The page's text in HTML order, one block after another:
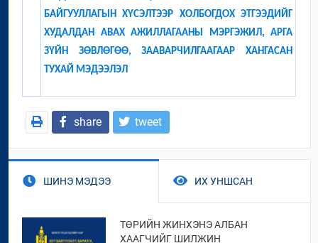
БАЙГУУЛЛАГЫН ХҮСЭЛТЭЭР ХОЛБОГДОХ ЭТГЭЭДИЙГ
ХУДАЛДАН АВАХ АЖИЛЛАГААНЫ МЭРГЭЖИЛ, АРГА
ЗҮЙН ЗӨВЛӨГӨӨ, ЗААВАРЧИЛГААГААР ХАНГАСАН
ТУХАЙ МЭДЭЭЛЭЛ
share tweet
ШИНЭ МЭДЭЭ ИХ УНШСАН
ТӨРИЙН ЖИНХЭНЭ АЛБАН
ХААГЧИЙГ ШИЛЖИН